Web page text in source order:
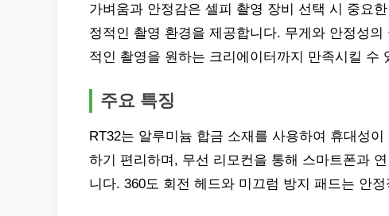
가벼움과 안정감은 셀피 촬영 장비 선택 시 중요
정적인 촬영 환경을 제공합니다. 무게와 안정성
적인 촬영을 원하는 크리에이터까지 만족시킬 수
주요 특징
RT32는 알루미늄 합금 소재를 사용하여 휴대성
하기 편리하며, 무선 리모컨을 통해 스마트폰과
니다. 360도 회전 헤드와 미끄럼 방지 패드는 안